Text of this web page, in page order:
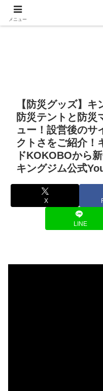
【防災グッズ】
防災テントと防災
ュー！設営後のサ
クトさをご紹介！
ドKOKOBOから
キングジム公式
X
LINE
メニュー